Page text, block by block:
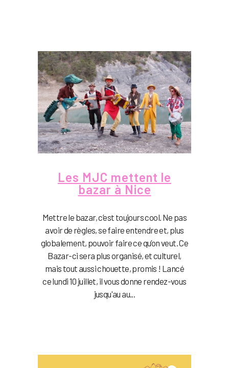
Les MJC mettent le
bazar à Nice
Mettre le bazar, c’est toujours cool. Ne pas
avoir de règles, se faire entendre et, plus
globalement, pouvoir faire ce qu’on veut. Ce
Bazar-ci sera plus organisé, et culturel,
mais tout aussi chouette, promis ! Lancé
ce lundi 10 juillet, il vous donne rendez-vous
jusqu'au au...